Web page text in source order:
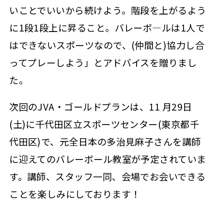
いことでいいから続けよう。階段を上がるよう
に1段1段上に昇ること。バレーボ―ルは1人で
はできないスポーツなので、(仲間と)協力し合
ってプレーしよう」とアドバイスを贈りまし
た。
次回のJVA・ゴールドプランは、11 月29日
(土)に千代田区立スポーツセンター(東京都千
代田区)で、元全日本の多治見麻子さんを講師
に迎えてのバレーボール教室が予定されていま
す。講師、スタッフ一同、会場でお会いできる
ことを楽しみにしております！